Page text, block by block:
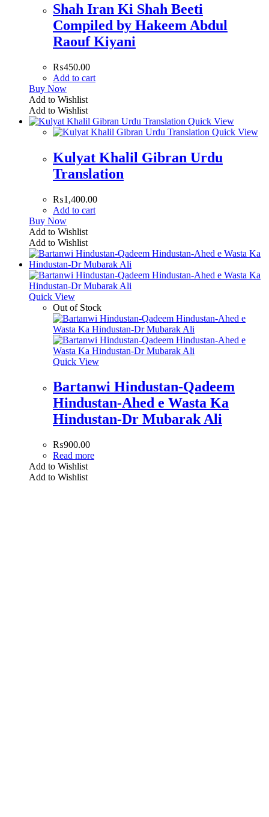
Shah Iran Ki Shah Beeti
Compiled by Hakeem Abdul
Raouf Kiyani
₨450.00
Add to cart
Buy Now
Add to Wishlist
Add to Wishlist
Quick View
Quick View
Kulyat Khalil Gibran Urdu
Translation
₨1,400.00
Add to cart
Buy Now
Add to Wishlist
Add to Wishlist
Quick View
Out of Stock
Quick View
Bartanwi Hindustan-Qadeem
Hindustan-Ahed e Wasta Ka
Hindustan-Dr Mubarak Ali
₨900.00
Read more
Add to Wishlist
Add to Wishlist